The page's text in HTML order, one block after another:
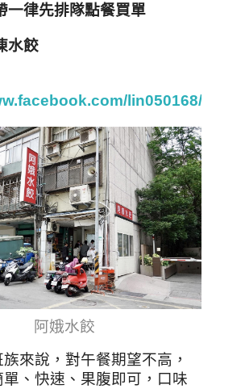
一律先排隊點餐買單
水餃
lin050168/
阿娥水餃
來說，對午餐期望不高，
、快速、果腹即可，口味